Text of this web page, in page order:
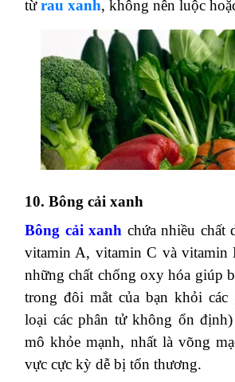
Các loại rau lá xanh giàu
hóa lutein và Zeaxanthin.
hàng ngày nên có một trong
xoăn, rau bina, củ cải đỏ… để
lực, bảo vệ đôi mắt khỏi tác hại
trời và làm tăng mật độ sắc tố
điểm vàng. Lưu ý: Để tận dụng
từrau xanh, không nên luộc